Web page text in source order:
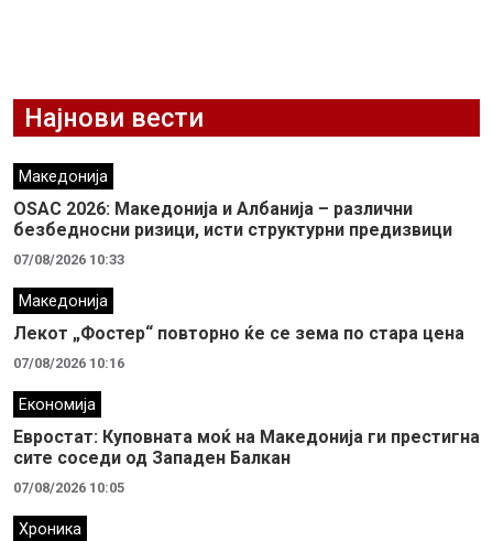
Најнови вести
Македонија
OSAC 2026: Македонија и Албанија – различни
безбедносни ризици, исти структурни предизвици
07/08/2026 10:33
Македонија
Лекот „Фостер“ повторно ќе се зема по стара цена
07/08/2026 10:16
Економија
Евростат: Куповната моќ на Македонија ги престигна
сите соседи од Западен Балкан
07/08/2026 10:05
Хроника